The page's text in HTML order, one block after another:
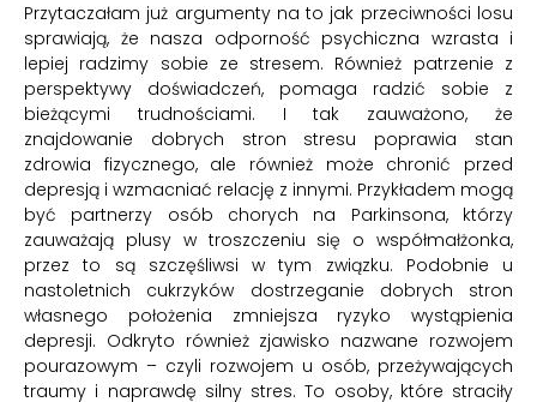
Przytaczałam już argumenty na to jak przeciwności losu
sprawiają, że nasza odporność psychiczna wzrasta i
lepiej radzimy sobie ze stresem. Również patrzenie z
perspektywy doświadczeń, pomaga radzić sobie z
bieżącymi trudnościami. I tak zauważono, że
znajdowanie dobrych stron stresu poprawia stan
zdrowia fizycznego, ale również może chronić przed
depresją i wzmacniać relację z innymi. Przykładem mogą
być partnerzy osób chorych na Parkinsona, którzy
zauważają plusy w troszczeniu się o współmałżonka,
przez to są szczęśliwsi w tym związku. Podobnie u
nastoletnich cukrzyków dostrzeganie dobrych stron
własnego położenia zmniejsza ryzyko wystąpienia
depresji. Odkryto również zjawisko nazwane rozwojem
pourazowym – czyli rozwojem u osób, przeżywających
traumy i naprawdę silny stres. To osoby, które straciły